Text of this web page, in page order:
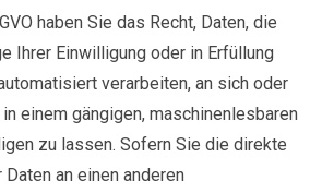
haben Sie das Recht, Daten, die
Ihrer Einwilligung oder in Erfüllung
verarbeiten, an sich oder
einem gängigen, maschinenlesbaren
zu lassen. Sofern Sie die direkte
an einen anderen